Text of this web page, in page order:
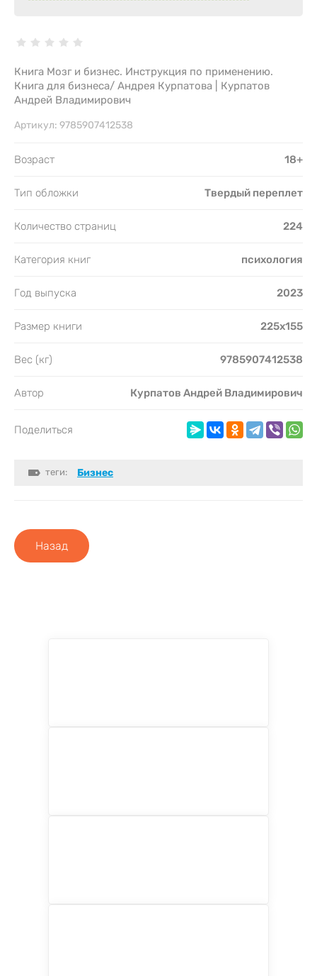
Книга Мозг и бизнес. Инструкция по применению.
Книга для бизнеса/ Андрея Курпатова | Курпатов
Андрей Владимирович
Артикул: 9785907412538
Возраст 18+
Тип обложки Твердый переплет
Количество страниц 224
Категория книг психология
Год выпуска 2023
Размер книги 225х155
Вес (кг) 9785907412538
Автор Курпатов Андрей Владимирович
Поделиться
теги: Бизнес
Назад